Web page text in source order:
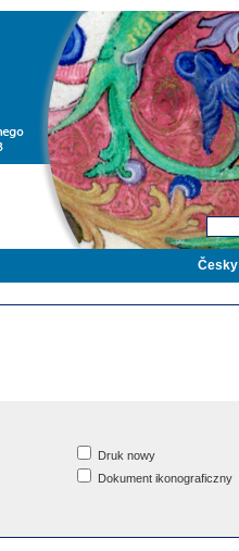
Česky
Druk nowy
Dokument ikonograficzny